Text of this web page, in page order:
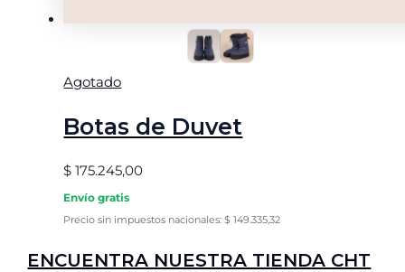
Agotado
Botas de Duvet
$ 175.245,00
Envío gratis
Precio sin impuestos nacionales:$ 149.335,32
ENCUENTRA NUESTRA TIENDA CHT